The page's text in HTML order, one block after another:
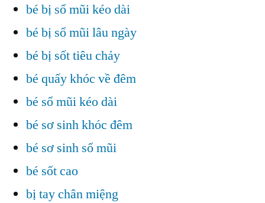
bé bị sổ mũi kéo dài
bé bị sổ mũi lâu ngày
bé bị sốt tiêu chảy
bé quấy khóc về đêm
bé sổ mũi kéo dài
bé sơ sinh khóc đêm
bé sơ sinh sổ mũi
bé sốt cao
bị tay chân miệng